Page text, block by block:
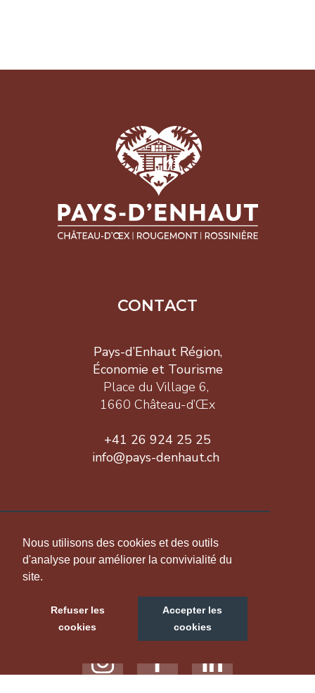
Nous utilisons des cookies et des outils
d'analyse pour améliorer la convivialité du
site.
Refuser les
cookies
Accepter les
cookies
CONTACT
Pays-d’Enhaut Région,
Économie et Tourisme
Place du Village 6,
1660 Château-d’Œx
+41 26 924 25 25
info@pays-denhaut.ch
NOUS SUIVRE